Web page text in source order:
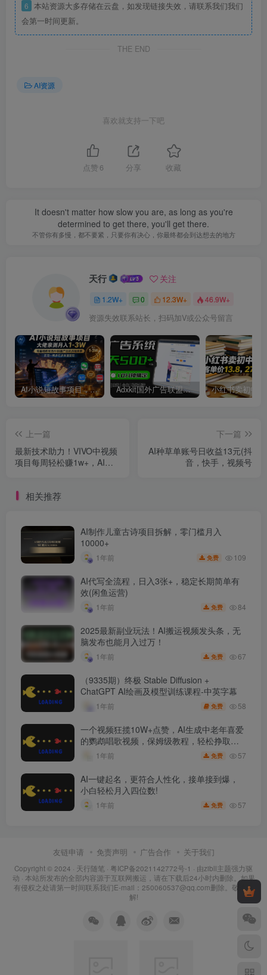
6 本站资源大多存储在云盘，如发现链接失效，请联系我们我们
会第一时间更新。
THE END
AI资源
喜欢就支持一下吧
点赞 6 分享 收藏
It doesn't matter how slow you are, as long as you're
determined to get there, you'll get there.
不管你有多慢，都不要紧，只要你有决心，你最终都会到达想去的地方
天行 关注
1.2W+ 0 12.3W+ 46.9W+
资源失效联系站长，扫码加V或公众号留言
AI小说短故事项目，大佬亲测月入1-3W，零基础教你用AI批量产出优质短故事，实现一稿多吃多渠道变现 Adxkit国外广告联盟系统，一天上500+广告，让你的投放更加高效简单！
上一篇
最新技术助力！VIVO中视频
项目每周轻松赚1w+，AI去
下一篇
AI种草单账号日收益13元(抖
音，快手，视频号
相关推荐
AI制作儿童古诗项目拆解，零门槛月入
10000+
1年前 免费 109
AI代写全流程，日入3张+，稳定长期简单有
效(闲鱼运营)
1年前 免费 84
2025最新副业玩法！AI搬运视频发头条，无
脑发布也能月入过万！
1年前 免费 67
（9335期）终极 Stable Diffusion +
ChatGPT AI绘画及模型训练课程-中英字幕
1年前 免费 58
一个视频狂揽10W+点赞，AI生成中老年喜爱
的鹦鹉唱歌视频，保姆级教程，轻松挣取创
作者分成
1年前 免费 57
AI一键起名，更符合人性化，接单接到爆，
小白轻松月入四位数!
1年前 免费 57
友链申请 免责声明 广告合作 关于我们
Copyright © 2024 · 天行随笔 · 粤ICP备2021142772号-1 · 由zibll主题强力驱
动 · 本站所发布的全部内容源于互联网搬运，请在下载后24小时内删除。如果
有侵权之处请第一时间联系我们E-mail：250060537@qq.com删除。敬请谅
解!